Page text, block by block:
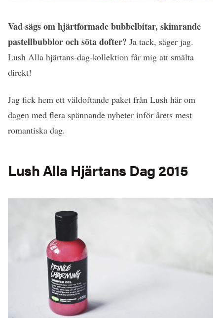
Vad sägs om hjärtformade bubbelbitar, skimrande
pastellbubblor och söta dofter? Ja tack, säger jag.
Lush Alla hjärtans-dag-kollektion får mig att smälta
direkt!
Jag fick hem ett väldoftande paket från Lush här om
dagen med flera spännande nyheter inför årets mest
romantiska dag.
Lush Alla Hjärtans Dag 2015